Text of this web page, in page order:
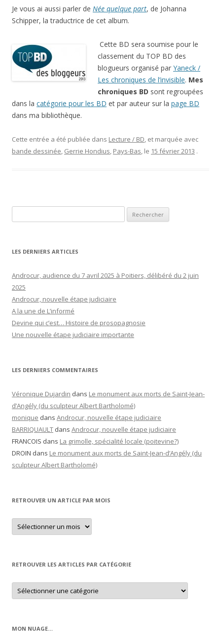
Je vous ai aussi parler de Née quelque part, de Johanna
Schipper, la traductrice de cet album.
Cette BD sera soumise pour le
classement du TOP BD des
blogueurs organisé par Yaneck /
Les chroniques de l’invisible. Mes
chroniques BD sont regroupées
dans la catégorie pour les BD et par auteur sur la page BD
dans ma bibliothèque.
Cette entrée a été publiée dans Lecture / BD, et marquée avec
bande dessinée, Gerrie Hondius, Pays-Bas, le 15 février 2013 .
LES DERNIERS ARTICLES
Androcur, audience du 7 avril 2025 à Poitiers, délibéré du 2 juin
2025
Androcur, nouvelle étape judiciaire
A la une de L’informé
Devine qui c’est… Histoire de prosopagnosie
Une nouvelle étape judiciaire importante
LES DERNIERS COMMENTAIRES
Véronique Dujardin dans Le monument aux morts de Saint-Jean-
d’Angély (du sculpteur Albert Bartholomé)
monique dans Androcur, nouvelle étape judiciaire
BARRIQUAULT dans Androcur, nouvelle étape judiciaire
FRANCOIS dans La grimolle, spécialité locale (poitevine?)
DROIN dans Le monument aux morts de Saint-Jean-d’Angély (du
sculpteur Albert Bartholomé)
RETROUVER UN ARTICLE PAR MOIS
Retrouver
un
article
RETROUVER LES ARTICLES PAR CATÉGORIE
Retrouver
les
articles
MON NUAGE…